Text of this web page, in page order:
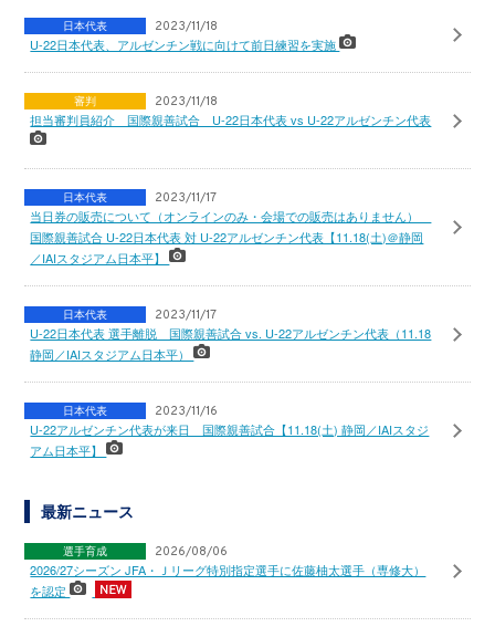
日本代表 2023/11/18
U-22日本代表、アルゼンチン戦に向けて前日練習を実施
審判 2023/11/18
担当審判員紹介 国際親善試合 U-22日本代表 vs U-22アルゼンチン代表
日本代表 2023/11/17
当日券の販売について（オンラインのみ・会場での販売はありません）
国際親善試合 U-22日本代表 対 U-22アルゼンチン代表【11.18(土)＠静岡
／IAIスタジアム日本平】
日本代表 2023/11/17
U-22日本代表 選手離脱 国際親善試合 vs. U-22アルゼンチン代表（11.18
静岡／IAIスタジアム日本平）
日本代表 2023/11/16
U-22アルゼンチン代表が来日 国際親善試合【11.18(土) 静岡／IAIスタジ
アム日本平】
最新ニュース
選手育成 2026/08/06
2026/27シーズン JFA・Ｊリーグ特別指定選手に佐藤柚太選手（専修大）
を認定